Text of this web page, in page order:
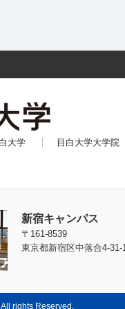
大学 目白大学大学院
新宿キャンパス
〒161-8539
東京都新宿区中落合4-31-
rights Reserved.